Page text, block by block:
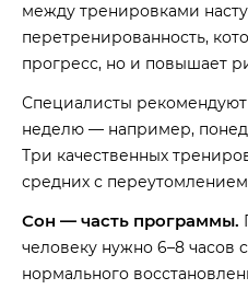
между тренировками
перетренированность,
прогресс, но и повышает
Специалисты рекомендуют
неделю — например,
Три качественных
средних с
Сон — часть программы.
человеку нужно 6–8 часов
нормального